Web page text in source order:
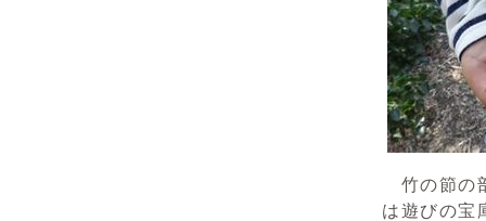
竹の節の
は遊びの宝